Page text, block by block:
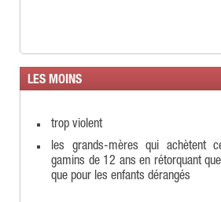
LES MOINS
trop violent
les grands-mères qui achètent
gamins de 12 ans en rétorquant
que pour les enfants dérangés